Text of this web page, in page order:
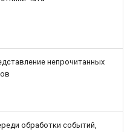
непрочитанных
обработки событий,